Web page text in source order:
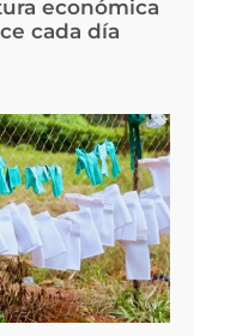
económica
cada día